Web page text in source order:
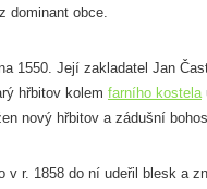
dominant obce.
1550. Její zakladatel Jan
hřbitov kolem farního kostela
nový hřbitov a zádušní
v r. 1858 do ní udeřil blesk a